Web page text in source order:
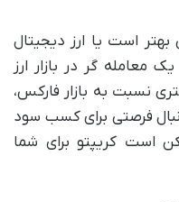
بهتر است یا ارز دیجیتال
معامله گر در بازار ارز
نسبت به بازار فارکس،
فرصتی برای کسب سود
است کریپتو برای شما